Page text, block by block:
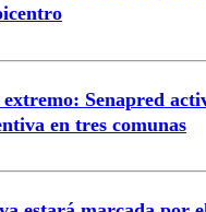
Senapred
en tres comunas